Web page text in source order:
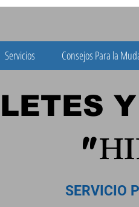
Servicios Consejos Para la